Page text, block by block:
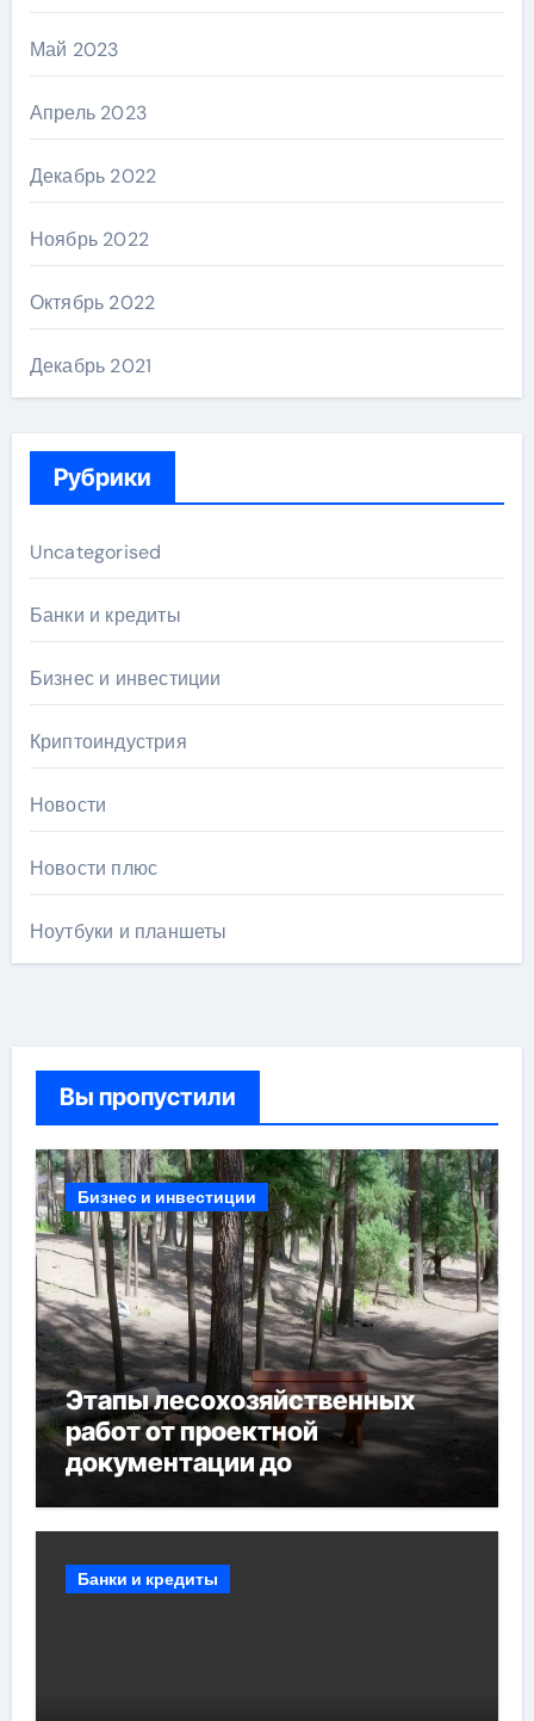
Май 2023
Апрель 2023
Декабрь 2022
Ноябрь 2022
Октябрь 2022
Декабрь 2021
Рубрики
Uncategorised
Банки и кредиты
Бизнес и инвестиции
Криптоиндустрия
Новости
Новости плюс
Ноутбуки и планшеты
Вы пропустили
Бизнес и инвестиции
Этапы лесохозяйственных
работ от проектной
документации до
мероприятий и обустройства
Банки и кредиты